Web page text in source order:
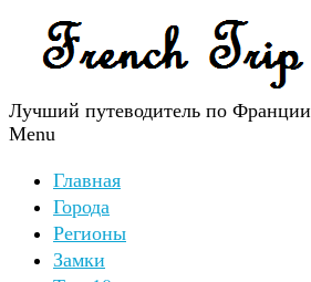
Лучший путеводитель по Франции
Menu
Главная
Города
Регионы
Замки